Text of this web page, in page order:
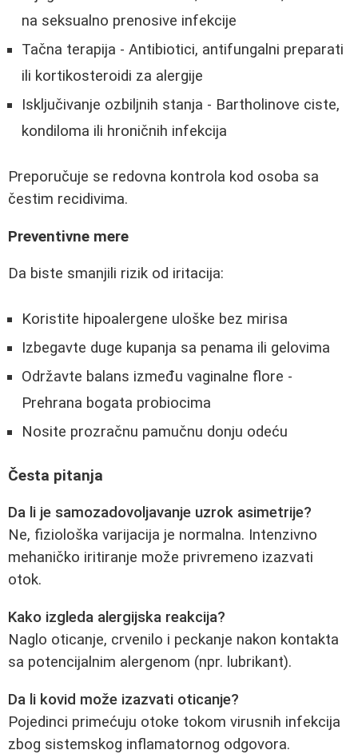
na seksualno prenosive infekcije
Tačna terapija - Antibiotici, antifungalni preparati
ili kortikosteroidi za alergije
Isključivanje ozbiljnih stanja - Bartholinove ciste,
kondiloma ili hroničnih infekcija
Preporučuje se redovna kontrola kod osoba sa
čestim recidivima.
Preventivne mere
Da biste smanjili rizik od iritacija:
Koristite hipoalergene uloške bez mirisa
Izbegavte duge kupanja sa penama ili gelovima
Održavte balans između vaginalne flore -
Prehrana bogata probiocima
Nosite prozračnu pamučnu donju odeću
Česta pitanja
Da li je samozadovoljavanje uzrok asimetrije?
Ne, fiziološka varijacija je normalna. Intenzivno
mehaničko iritiranje može privremeno izazvati
otok.
Kako izgleda alergijska reakcija?
Naglo oticanje, crvenilo i peckanje nakon kontakta
sa potencijalnim alergenom (npr. lubrikant).
Da li kovid može izazvati oticanje?
Pojedinci primećuju otoke tokom virusnih infekcija
zbog sistemskog inflamatornog odgovora.